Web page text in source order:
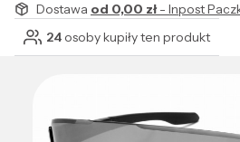
Dostawa od 0,00 zł- Inpost
24 osoby kupiły ten produkt